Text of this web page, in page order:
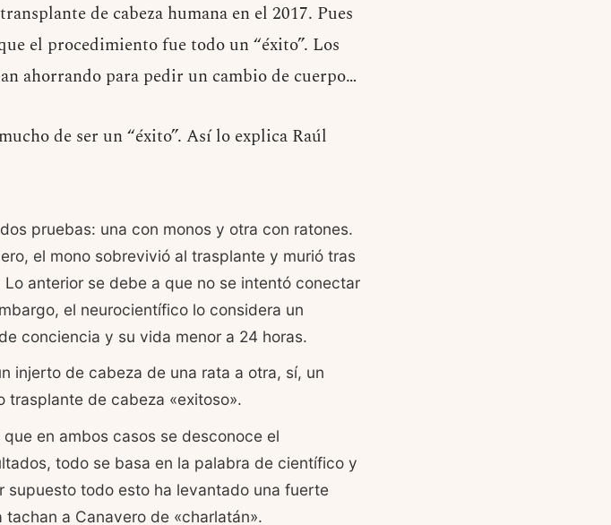
de cabeza humana en el 2017. Pues
el procedimiento fue todo un “éxito”. Los
ahorrando para pedir un cambio de cuerpo…
de ser un “éxito”. Así lo explica Raúl
pruebas: una con monos y otra con ratones.
el mono sobrevivió al trasplante y murió tras
anterior se debe a que no se intentó conectar
el neurocientífico lo considera un
conciencia y su vida menor a 24 horas.
injerto de cabeza de una rata a otra, sí, un
trasplante de cabeza «exitoso».
en ambos casos se desconoce el
todo se basa en la palabra de científico y
supuesto todo esto ha levantado una fuerte
a Canavero de «charlatán».